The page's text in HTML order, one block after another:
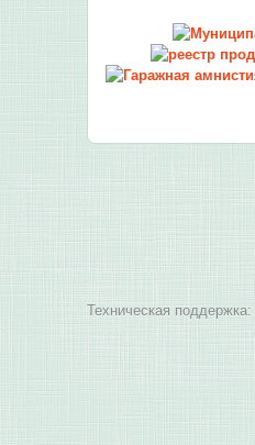
Техническая поддержка: